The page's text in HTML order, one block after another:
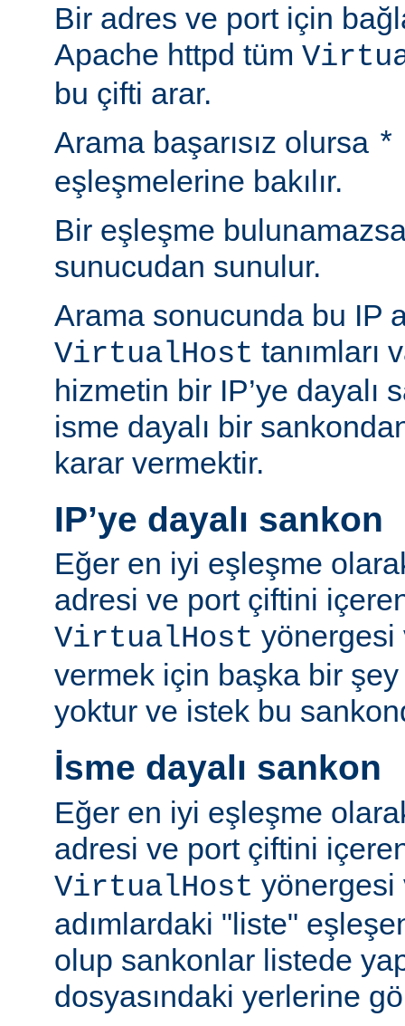
Bir adres ve port için
Apache httpd tüm
bu çifti arar.
Arama başarısız olursa *
eşleşmelerine bakılır.
Bir eşleşme
sunucudan sunulur.
Arama sonucunda bu IP
VirtualHost tanımları
hizmetin bir IP’ye dayalı
isme dayalı bir
karar vermektir.
IP’ye dayalı sankon
Eğer en iyi eşleşme
adresi ve port çiftini
VirtualHost yönergesi
vermek için başka bir
yoktur ve istek bu
İsme dayalı sankon
Eğer en iyi eşleşme
adresi ve port çiftini
VirtualHost yönergesi
adımlardaki "liste"
olup sankonlar listede
dosyasındaki yerlerine